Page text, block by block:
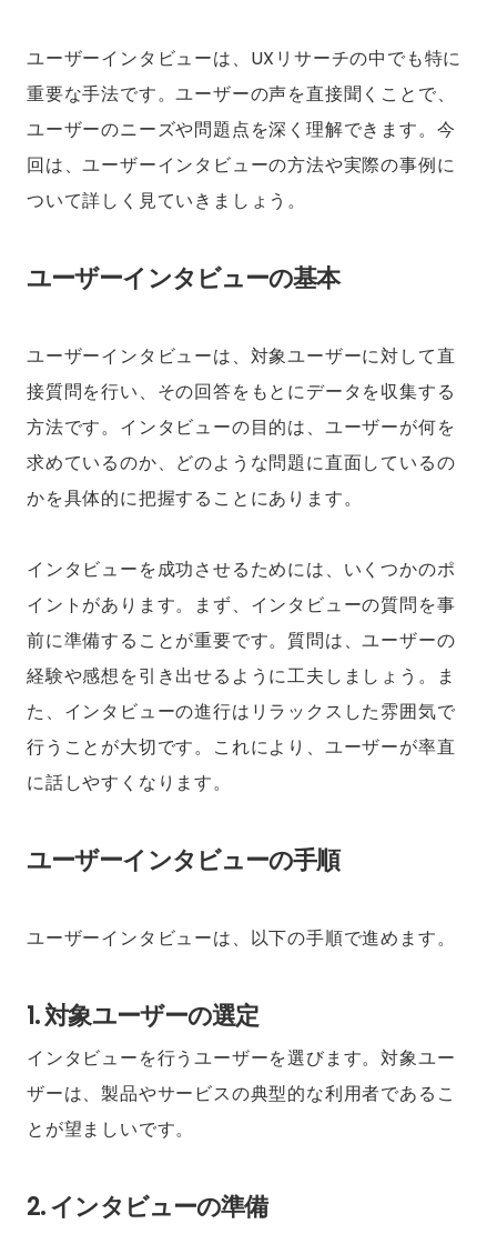
ユーザーインタビューは、UXリサーチの中でも特に
重要な手法です。ユーザーの声を直接聞くことで、
ユーザーのニーズや問題点を深く理解できます。今
回は、ユーザーインタビューの方法や実際の事例に
ついて詳しく見ていきましょう。
ユーザーインタビューの基本
ユーザーインタビューは、対象ユーザーに対して直
接質問を行い、その回答をもとにデータを収集する
方法です。インタビューの目的は、ユーザーが何を
求めているのか、どのような問題に直面しているの
かを具体的に把握することにあります。
インタビューを成功させるためには、いくつかのポ
イントがあります。まず、インタビューの質問を事
前に準備することが重要です。質問は、ユーザーの
経験や感想を引き出せるように工夫しましょう。ま
た、インタビューの進行はリラックスした雰囲気で
行うことが大切です。これにより、ユーザーが率直
に話しやすくなります。
ユーザーインタビューの手順
ユーザーインタビューは、以下の手順で進めます。
1. 対象ユーザーの選定
インタビューを行うユーザーを選びます。対象ユー
ザーは、製品やサービスの典型的な利用者であるこ
とが望ましいです。
2. インタビューの準備